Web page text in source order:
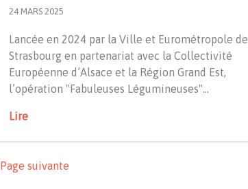
24 MARS 2025
Lancée en 2024 par la Ville et Eurométropole de
Strasbourg en partenariat avec la Collectivité
Européenne d’Alsace et la Région Grand Est,
l’opération "Fabuleuses Légumineuses"…
Lire
Page suivante